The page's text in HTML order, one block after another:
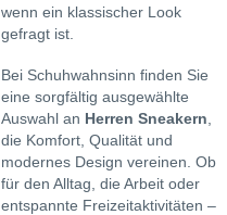
wenn ein klassischer Look
gefragt ist.
Bei Schuhwahnsinn finden Sie
eine sorgfältig ausgewählte
Auswahl an Herren Sneakern
die Komfort, Qualität und
modernes Design vereinen. Ob
für den Alltag, die Arbeit oder
entspannte Freizeitaktivitäten –